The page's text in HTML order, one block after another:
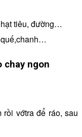
tiêu, đường…
quế,chanh…
chay ngon
vớtra để ráo, sau